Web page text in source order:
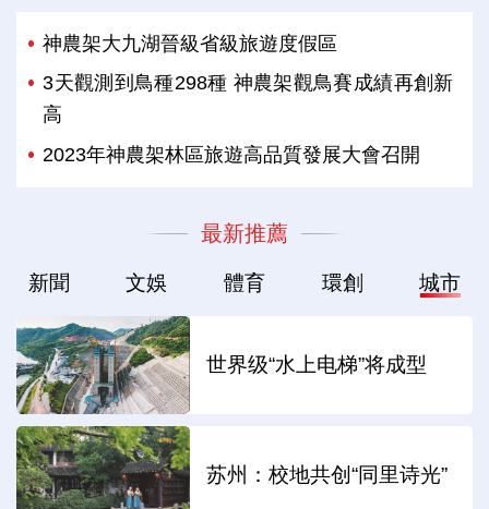
神農架大九湖晉級省級旅遊度假區
3天觀測到鳥種298種 神農架觀鳥賽成績再創新
高
2023年神農架林區旅遊高品質發展大會召開
最新推薦
新聞 文娛 體育 環創 城市
世界级“水上电梯”将成型
苏州：校地共创“同里诗光”